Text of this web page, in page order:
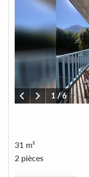
1/6
31 m²
2 pièces